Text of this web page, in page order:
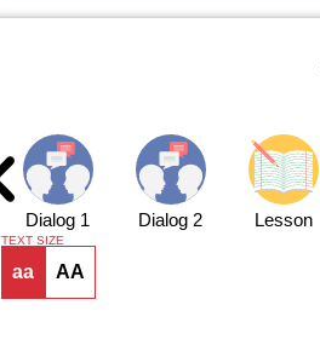
Dialog 1 Dialog 2 Lesson
TEXT SIZE
aa AA